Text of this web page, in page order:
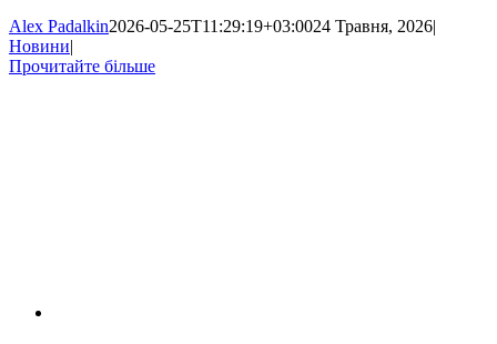
Alex Padalkin2026-05-25T11:29:19+03:0024 Травня, 2026|
Новини|
Прочитайте більше